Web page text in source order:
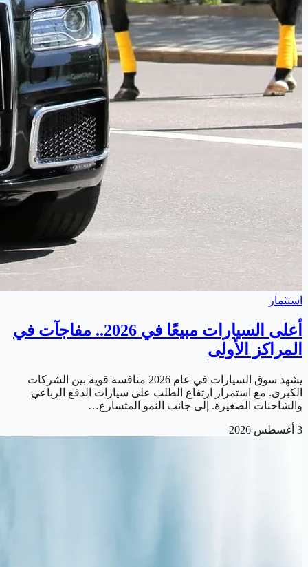
استثمار
أعلى السيارات مبيعًا في 2026.. مفاجآت في
المراكز الأولى
يشهد سوق السيارات في عام 2026 منافسة قوية بين الشركات
الكبرى. مع استمرار ارتفاع الطلب على سيارات الدفع الرباعي
والشاحنات الصغيرة. إلى جانب النمو المتسارع…
3 أغسطس 2026